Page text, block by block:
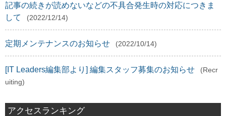
記事の続きが読めないなどの不具合発生時の対応につきま
して
(2022/12/14)
定期メンテナンスのお知らせ (2022/10/14)
[IT Leaders編集部より] 編集スタッフ募集のお知らせ
(Recr
uiting)
アクセスランキング